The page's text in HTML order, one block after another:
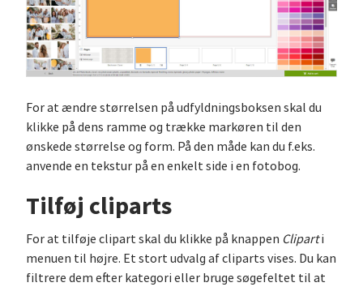
For at ændre størrelsen på udfyldningsboksen skal du
klikke på dens ramme og trække markøren til den
ønskede størrelse og form. På den måde kan du f.eks.
anvende en tekstur på en enkelt side i en fotobog.
Tilføj cliparts
For at tilføje clipart skal du klikke på knappen Cliparti
menuen til højre. Et stort udvalg af cliparts vises. Du kan
filtrere dem efter kategori eller bruge søgefeltet til at